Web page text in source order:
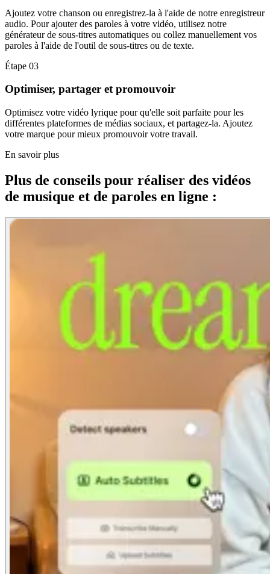
Ajoutez votre chanson ou enregistrez-la à l'aide de notre enregistreur
audio. Pour ajouter des paroles à votre vidéo, utilisez notre
générateur de sous-titres automatiques ou collez manuellement vos
paroles à l'aide de l'outil de sous-titres ou de texte.
Étape 03
Optimiser, partager et promouvoir
Optimisez votre vidéo lyrique pour qu'elle soit parfaite pour les
différentes plateformes de médias sociaux, et partagez-la. Ajoutez
votre marque pour mieux promouvoir votre travail.
En savoir plus
Plus de conseils pour réaliser des vidéos
de musique et de paroles en ligne :